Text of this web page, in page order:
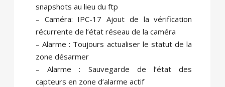
snapshots au lieu du ftp
– Caméra: IPC-17 Ajout de la vérification
récurrente de l’état réseau de la caméra
– Alarme : Toujours actualiser le statut de la
zone désarmer
– Alarme : Sauvegarde de l’état des
capteurs en zone d’alarme actif